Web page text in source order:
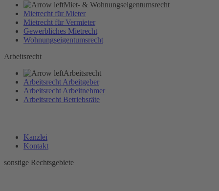
Miet- & Wohnungseigentumsrecht
Mietrecht für Mieter
Mietrecht für Vermieter
Gewerbliches Mietrecht
Wohnungseigentumsrecht
Arbeitsrecht
Arbeitsrecht
Arbeitsrecht Arbeitgeber
Arbeitsrecht Arbeitnehmer
Arbeitsrecht Betriebsräte
Kanzlei
Kontakt
sonstige Rechtsgebiete